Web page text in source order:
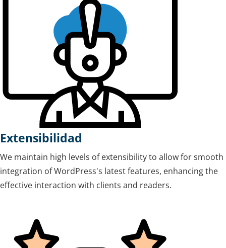
Extensibilidad
We maintain high levels of extensibility to allow for smooth
integration of WordPress's latest features, enhancing the
effective interaction with clients and readers.